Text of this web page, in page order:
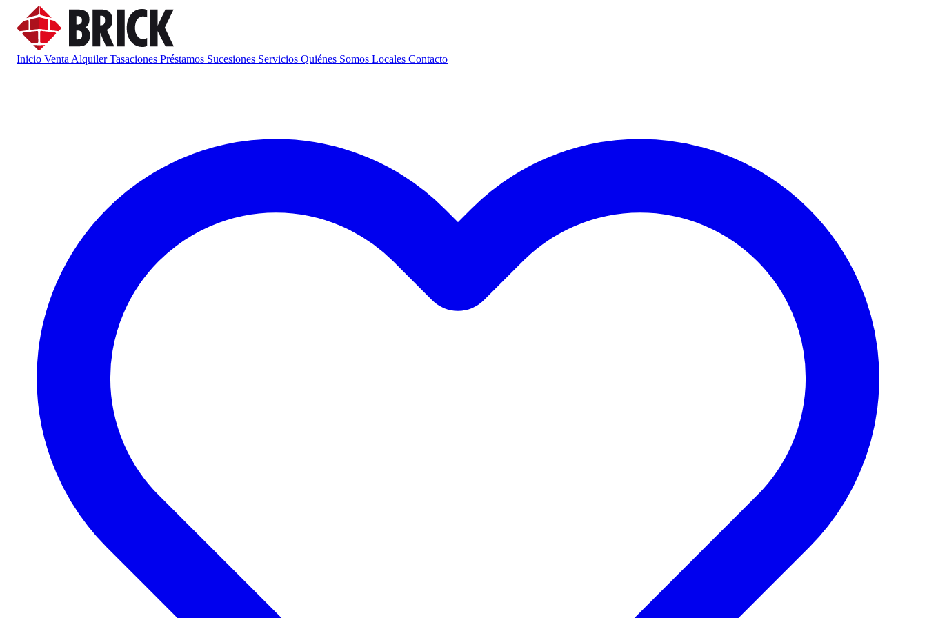
Inicio Venta AlquilerTasaciones Préstamos Sucesiones Servicios Quiénes Somos Locales Contacto